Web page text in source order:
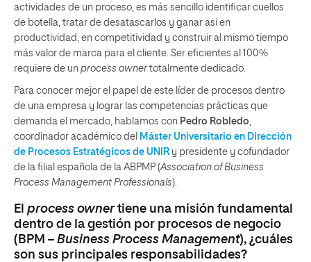
actividades de un proceso, es más sencillo identificar cuellos
de botella, tratar de desatascarlos y ganar así en
productividad, en competitividad y construir al mismo tiempo
más valor de marca para el cliente. Ser eficientes al 100%
requiere de un process ownertotalmente dedicado.
Para conocer mejor el papel de este líder de procesos dentro
de una empresa y lograr las competencias prácticas que
demanda el mercado, hablamos con Pedro Robledo
coordinador académico del Máster Universitario en Dirección
de Procesos Estratégicos de UNIR y presidente y cofundador
de la filial española de la ABPMP (Association of Business
Process Management Professionals).
El process ownertiene una misión fundamental
dentro de la gestión por procesos de negocio
(BPM – Business Process Management), ¿cuáles
son sus principales responsabilidades?